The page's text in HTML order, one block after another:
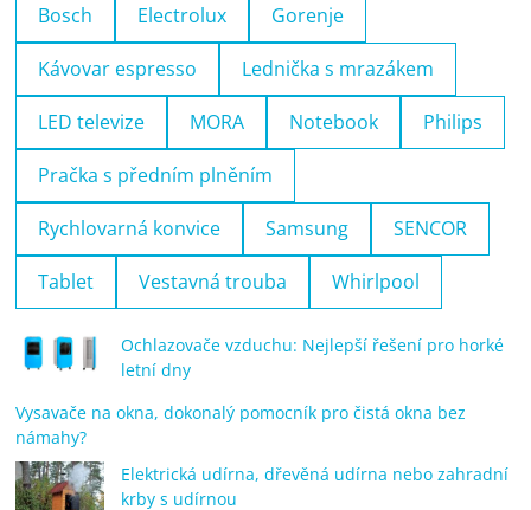
Bosch Electrolux Gorenje
Kávovar espresso Lednička s mrazákem
LED televize MORA Notebook Philips
Pračka s předním plněním
Rychlovarná konvice Samsung SENCOR
Tablet Vestavná trouba Whirlpool
Ochlazovače vzduchu: Nejlepší řešení pro horké
letní dny
Vysavače na okna, dokonalý pomocník pro čistá okna bez
námahy?
Elektrická udírna, dřevěná udírna nebo zahradní
krby s udírnou